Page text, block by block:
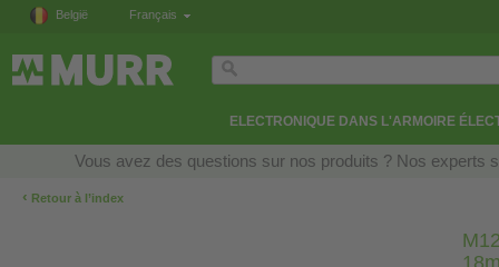
België Français
ELECTRONIQUE DANS L'ARMOIRE
Vous avez des questions sur nos produits ? Nos experts
‹ Retour à l’index